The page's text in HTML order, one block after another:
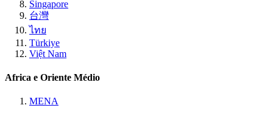
Singapore
台灣
ไทย
Türkiye
Việt Nam
Africa e Oriente Médio
MENA